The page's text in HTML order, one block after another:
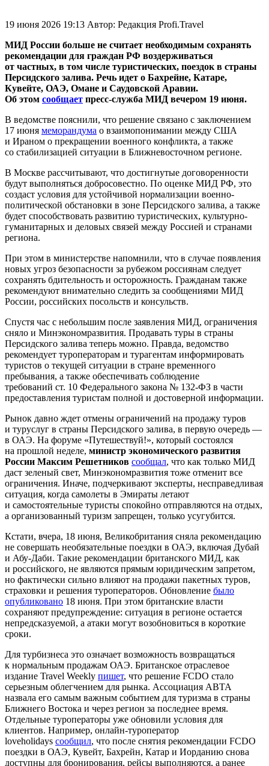
19 июня 2026 19:13 Автор: Редакция Profi.Travel
МИД России больше не считает необходимым сохранять
рекомендации для граждан РФ воздерживаться
от частных, в том числе туристических, поездок в страны
Персидского залива. Речь идет о Бахрейне, Катаре,
Кувейте, ОАЭ, Омане и Саудовской Аравии.
Об этом сообщает пресс-служба МИД вечером 19 июня.
В ведомстве пояснили, что решение связано с заключением
17 июня меморандума о взаимопонимании между США
и Ираном о прекращении военного конфликта, а также
со стабилизацией ситуации в Ближневосточном регионе.
В Москве рассчитывают, что достигнутые договоренности
будут выполняться добросовестно. По оценке МИД РФ, это
создаст условия для устойчивой нормализации военно-
политической обстановки в зоне Персидского залива, а также
будет способствовать развитию туристических, культурно-
гуманитарных и деловых связей между Россией и странами
региона.
При этом в министерстве напомнили, что в случае появления
новых угроз безопасности за рубежом россиянам следует
сохранять бдительность и осторожность. Гражданам также
рекомендуют внимательно следить за сообщениями МИД
России, российских посольств и консульств.
Спустя час с небольшим после заявления МИД, ограничения
сняло и Минэкономразвития. Продавать туры в страны
Персидского залива теперь можно. Правда, ведомство
рекомендует туроператорам и турагентам информировать
туристов о текущей ситуации в стране временного
пребывания, а также обеспечивать соблюдение
требований ст. 10 Федерального закона № 132-ФЗ в части
предоставления туристам полной и достоверной информации.
Рынок давно ждет отмены ограничений на продажу туров
и туруслуг в страны Персидского залива, в первую очередь —
в ОАЭ. На форуме «Путешествуй!», который состоялся
на прошлой неделе, министр экономического развития
России Максим Решетников сообщал, что как только МИД
даст зеленый свет, Минэкономразвития тоже отменит все
ограничения. Иначе, подчеркивают эксперты, несправедливая
ситуация, когда самолеты в Эмираты летают
и самостоятельные туристы спокойно отправляются на отдых,
а организованный туризм запрещен, только усугубится.
Кстати, вчера, 18 июня, Великобритания сняла рекомендацию
не совершать необязательные поездки в ОАЭ, включая Дубай
и Абу-Даби. Такие рекомендации британского МИД, как
и российского, не являются прямым юридическим запретом,
но фактически сильно влияют на продажи пакетных туров,
страховки и решения туроператоров. Обновление было
опубликовано 18 июня. При этом британские власти
сохраняют предупреждение: ситуация в регионе остается
непредсказуемой, а атаки могут возобновиться в короткие
сроки.
Для турбизнеса это означает возможность возвращаться
к нормальным продажам ОАЭ. Британское отраслевое
издание Travel Weekly пишет, что решение FCDO стало
серьезным облегчением для рынка. Ассоциация ABTA
назвала его самым важным событием для туризма в страны
Ближнего Востока и через регион за последнее время.
Отдельные туроператоры уже обновили условия для
клиентов. Например, онлайн-туроператор
loveholidays сообщил, что после снятия рекомендации FCDO
поездки в ОАЭ, Кувейт, Бахрейн, Катар и Иорданию снова
доступны для бронирования, рейсы выполняются, а ранее